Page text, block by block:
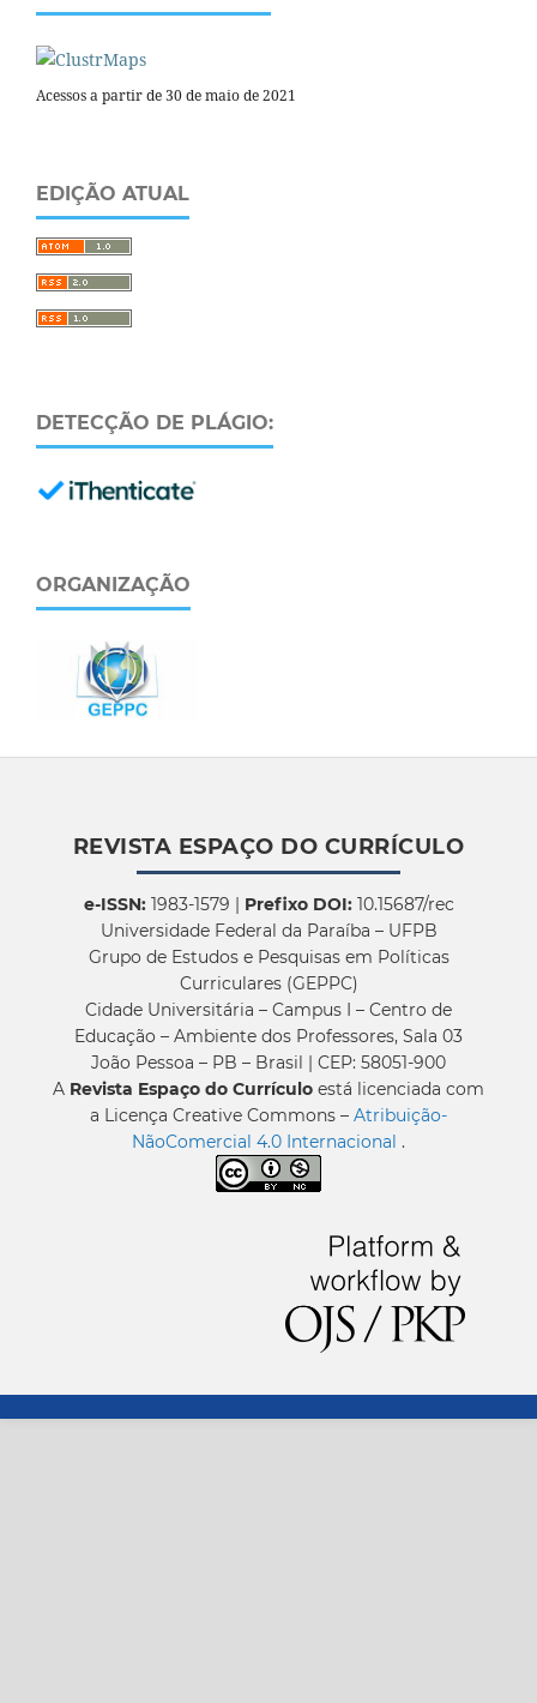
Acessos a partir de 30 de maio de 2021
EDIÇÃO ATUAL
DETECÇÃO DE PLÁGIO:
ORGANIZAÇÃO
REVISTA ESPAÇO DO CURRÍCULO
e-ISSN:1983-1579 | Prefixo DOI:10.15687/rec
Universidade Federal da Paraíba – UFPB
Grupo de Estudos e Pesquisas em Políticas
Curriculares (GEPPC)
Cidade Universitária – Campus I – Centro de
Educação – Ambiente dos Professores, Sala 03
João Pessoa – PB – Brasil | CEP: 58051-900
A Revista Espaço do Currículo está licenciada com
a Licença Creative Commons – Atribuição-
NãoComercial 4.0 Internacional .